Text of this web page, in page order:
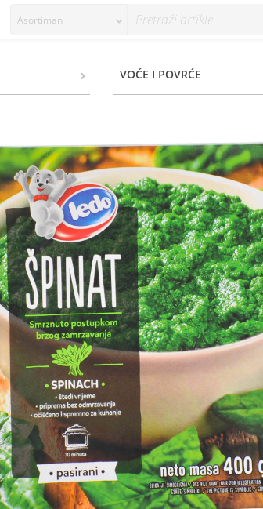
Asortiman
VOĆE I POVRĆE